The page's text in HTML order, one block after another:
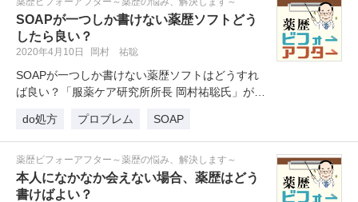
SOAPが一つしか書けない薬歴ソフトどう
したら良い？
2020年4月10日 岡村 祐聡
SOAPが一つしか書けない薬歴ソフトはどうすれ
ば良い？「服薬ケア研究所所長 岡村祐聡氏」が解
do処方
プロブレム SOAP
薬歴ビフォーアフター～薬歴の悩み、解決します～
本人になかなか会えない場合、薬歴はどう
書けばよい？